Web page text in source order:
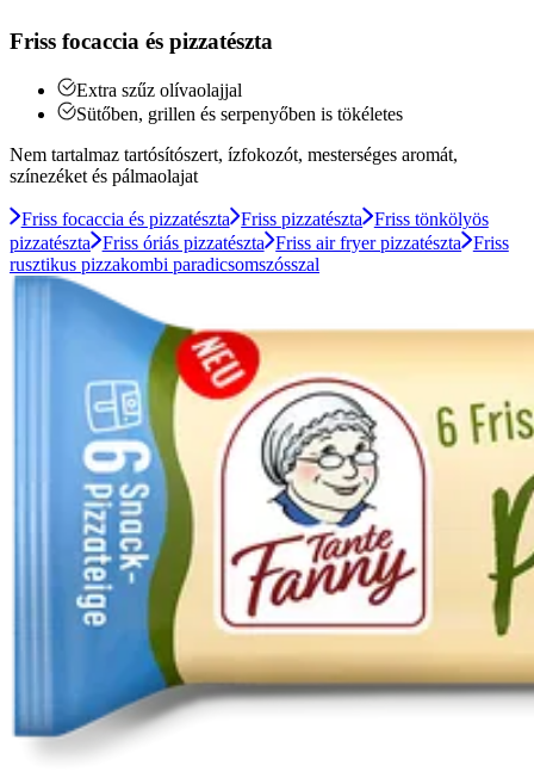
Friss focaccia és pizzatészta
Extra szűz olívaolajjal
Sütőben, grillen és serpenyőben is tökéletes
Nem tartalmaz tartósítószert, ízfokozót, mesterséges aromát,
színezéket és pálmaolajat
Friss focaccia és pizzatészta Friss pizzatészta Friss tönkölyös
pizzatészta
Friss óriás pizzatészta Friss air fryer pizzatészta Friss
rusztikus pizzakombi paradicsomszósszal